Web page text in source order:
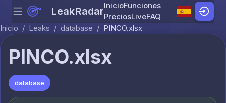
Skip to content
Menu LeakRadarInicioFunciones
PreciosLiveFAQ
Inicio / Leaks / database / PINCO.xlsx
PINCO.xlsx
database